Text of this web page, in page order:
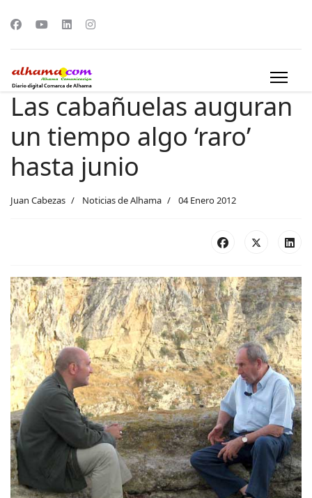
Las cabañuelas auguran
un tiempo algo ‘raro’
hasta junio
Juan Cabezas Noticias de Alhama 04 Enero 2012